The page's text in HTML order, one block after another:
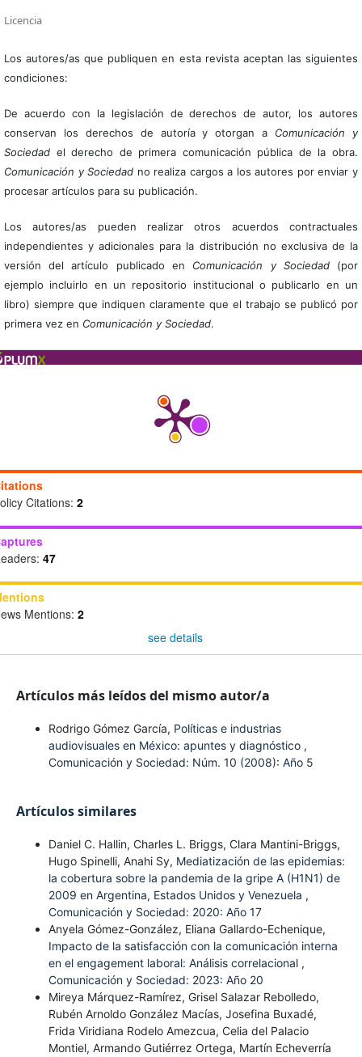
Licencia
Los autores/as que publiquen en esta revista aceptan las siguientes
condiciones:
De acuerdo con la legislación de derechos de autor, los autores
conservan los derechos de autoría y otorgan a Comunicación y
Sociedadel derecho de primera comunicación pública de la obra.
Comunicación y Sociedad no realiza cargos a los autores por enviar y
procesar artículos para su publicación.
Los autores/as pueden realizar otros acuerdos contractuales
independientes y adicionales para la distribución no exclusiva de la
versión del artículo publicado en Comunicación y Sociedad(por
ejemplo incluirlo en un repositorio institucional o publicarlo en un
libro) siempre que indiquen claramente que el trabajo se publicó por
primera vez en Comunicación y Sociedad.
Citations: 2
47
Mentions: 2
see details
Artículos más leídos del mismo autor/a
Rodrigo Gómez García, Políticas e industrias
audiovisuales en México: apuntes y diagnóstico ,
Comunicación y Sociedad: Núm. 10 (2008): Año 5
Artículos similares
Daniel C. Hallin, Charles L. Briggs, Clara Mantini-Briggs,
Hugo Spinelli, Anahi Sy, Mediatización de las epidemias:
la cobertura sobre la pandemia de la gripe A (H1N1) de
2009 en Argentina, Estados Unidos y Venezuela ,
Comunicación y Sociedad: 2020: Año 17
Anyela Gómez-González, Eliana Gallardo-Echenique,
Impacto de la satisfacción con la comunicación interna
en el engagement laboral: Análisis correlacional ,
Comunicación y Sociedad: 2023: Año 20
Mireya Márquez-Ramírez, Grisel Salazar Rebolledo,
Rubén Arnoldo González Macías, Josefina Buxadé,
Frida Viridiana Rodelo Amezcua, Celia del Palacio
Montiel, Armando Gutiérrez Ortega, Martín Echeverría